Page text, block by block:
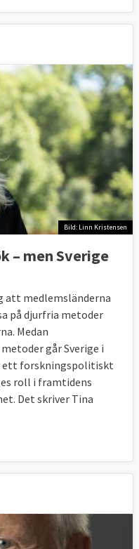
Bild: Linn Kristensen
– men Sverige
att medlemsländerna
på djurfria metoder
Medan
går Sverige i
ett forskningspolitiskt
roll i framtidens
Det skriver Tina